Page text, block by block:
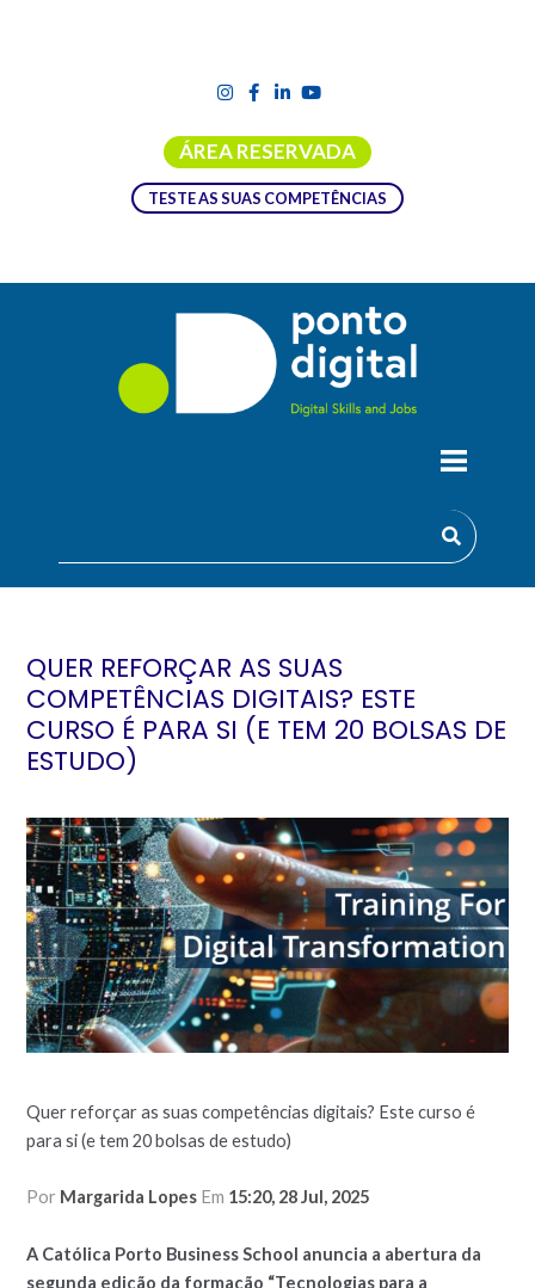
ÁREA RESERVADA
TESTE AS SUAS COMPETÊNCIAS
QUER REFORÇAR AS SUAS
COMPETÊNCIAS DIGITAIS? ESTE
CURSO É PARA SI (E TEM 20 BOLSAS DE
ESTUDO)
Quer reforçar as suas competências digitais? Este curso é
para si (e tem 20 bolsas de estudo)
Por Margarida Lopes Em 15:20, 28 Jul, 2025
A Católica Porto Business School anuncia a abertura da
segunda edição da formação “Tecnologias para a